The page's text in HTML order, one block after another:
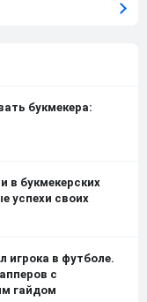
букмекера:
в букмекерских
успехи своих
игрока в футболе.
с
гайдом